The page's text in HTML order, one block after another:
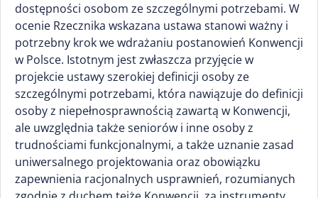
dostępności osobom ze szczególnymi potrzebami. W
ocenie Rzecznika wskazana ustawa stanowi ważny i
potrzebny krok we wdrażaniu postanowień Konwencji
w Polsce. Istotnym jest zwłaszcza przyjęcie w
projekcie ustawy szerokiej definicji osoby ze
szczególnymi potrzebami, która nawiązuje do definicji
osoby z niepełnosprawnością zawartą w Konwencji,
ale uwzględnia także seniorów i inne osoby z
trudnościami funkcjonalnymi, a także uznanie zasad
uniwersalnego projektowania oraz obowiązku
zapewnienia racjonalnych usprawnień, rozumianych